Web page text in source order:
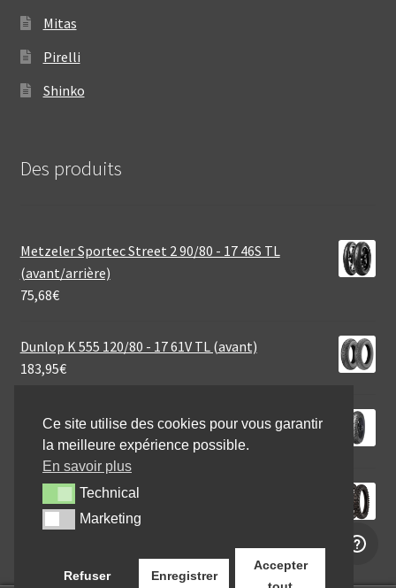
Mitas
Pirelli
Shinko
Des produits
Metzeler Sportec Street 2 90/80 - 17 46S TL
(avant/arrière)
75,68€
Dunlop K 555 120/80 - 17 61V TL (avant)
183,95€
Mitas MC 7 2.75 - 18 42P TT (avant/arrière)
48,95€
Michelin Tracker 110/100 - 18 64R TT (arrière)
74,95€
Ce site utilise des cookies pour vous garantir
la meilleure expérience possible.
En savoir plus
TechnicalTechnical
MarketingMarketing
Refuser Enregistrer
Accepter